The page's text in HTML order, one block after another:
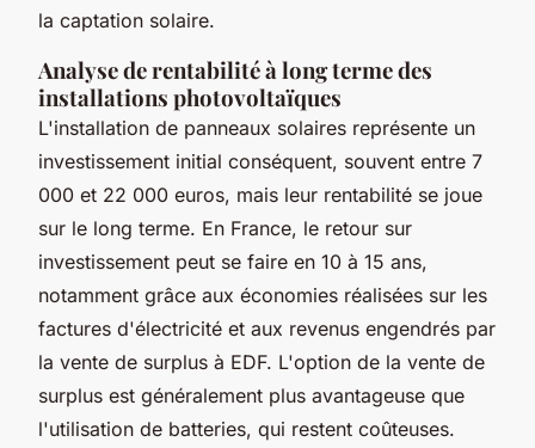
la captation solaire.
Analyse de rentabilité à long terme des
installations photovoltaïques
L'installation de panneaux solaires représente un
investissement initial conséquent, souvent entre 7
000 et 22 000 euros, mais leur rentabilité se joue
sur le long terme. En France, le retour sur
investissement peut se faire en 10 à 15 ans,
notamment grâce aux économies réalisées sur les
factures d'électricité et aux revenus engendrés par
la vente de surplus à EDF. L'option de la vente de
surplus est généralement plus avantageuse que
l'utilisation de batteries, qui restent coûteuses.